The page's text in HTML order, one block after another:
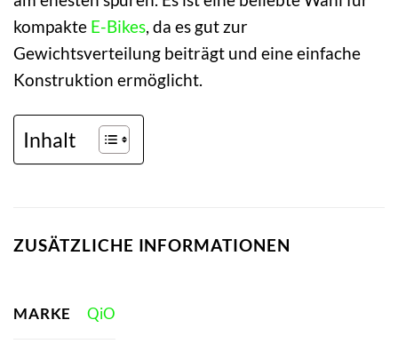
kompakte E-Bikes , da es gut zur
Gewichtsverteilung beiträgt und eine einfache
Konstruktion ermöglicht.
Inhalt
ZUSÄTZLICHE INFORMATIONEN
MARKE QiO